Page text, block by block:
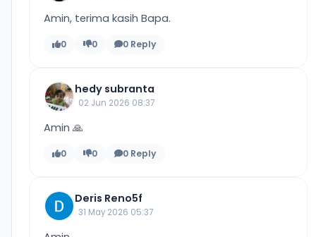
Amin, terima kasih Bapa.
0 0 0 Reply
hedy subranta
02 Jun 2026 08:37
Amin 🙏
0 0 0 Reply
Deris Reno5f
31 May 2026 05:37